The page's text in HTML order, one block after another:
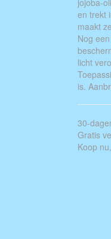
jojoba-
en trekt
maakt
Nog
licht
is.
30-
Gratis
Koop